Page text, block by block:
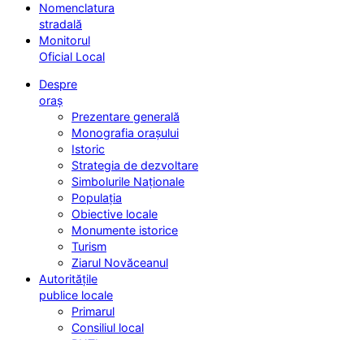
Nomenclatura
stradală
Monitorul
Oficial Local
Despre
oraș
Prezentare generală
Monografia orașului
Istoric
Strategia de dezvoltare
Simbolurile Naționale
Populația
Obiective locale
Monumente istorice
Turism
Ziarul Novăceanul
Autoritățile
publice locale
Primarul
Consiliul local